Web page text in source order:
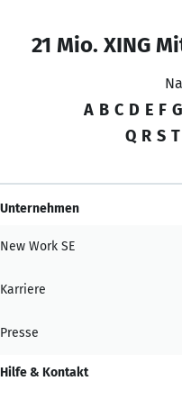
21 Mio. XING
A B C D E F G
Q R S T
Unternehmen
New Work SE
Karriere
Presse
Hilfe & Kontakt